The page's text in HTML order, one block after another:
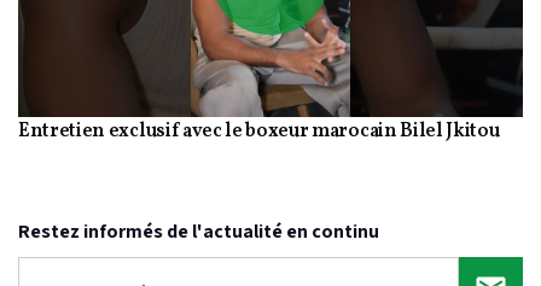
Play
Video
Entretien exclusif avec le boxeur marocain Bilel Jkitou
Restez informés de l'actualité en continu